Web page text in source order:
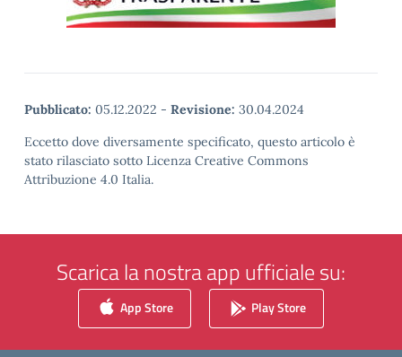
Pubblicato: 05.12.2022 - Revisione: 30.04.2024
Eccetto dove diversamente specificato, questo articolo è
stato rilasciato sotto Licenza Creative Commons
Attribuzione 4.0 Italia.
Scarica la nostra app ufficiale su:
App Store Play Store